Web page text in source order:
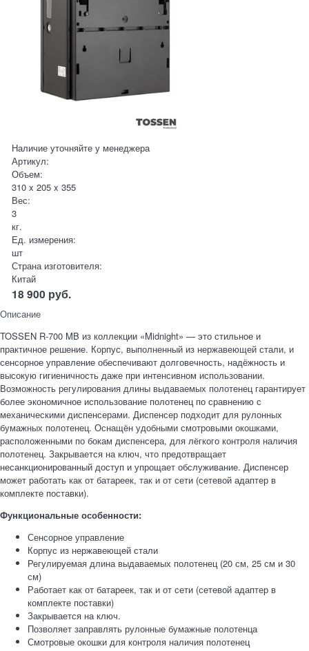
Наличие уточняйте у менеджера
Артикул:
Объем:
310 x 205 x 355
Вес:
3
кг.
Ед. измерения:
шт
Страна изготовителя:
Китай
18 900 руб.
Описание
TOSSEN R‑700 MB из коллекции «Midnight» — это стильное и
практичное решение. Корпус, выполненный из нержавеющей стали, и
сенсорное управление обеспечивают долговечность, надёжность и
высокую гигиеничность даже при интенсивном использовании.
Возможность регулирования длины выдаваемых полотенец гарантирует
более экономичное использование полотенец по сравнению с
механическими диспенсерами. Диспенсер подходит для рулонных
бумажных полотенец. Оснащён удобными смотровыми окошками,
расположенными по бокам диспенсера, для лёгкого контроля наличия
полотенец. Закрывается на ключ, что предотвращает
несанкционированный доступ и упрощает обслуживание. Диспенсер
может работать как от батареек, так и от сети (сетевой адаптер в
комплекте поставки).
Функциональные особенности:
Сенсорное управление
Корпус из нержавеющей стали
Регулируемая длина выдаваемых полотенец (20 см, 25 см и 30
см)
Работает как от батареек, так и от сети (сетевой адаптер в
комплекте поставки)
Закрывается на ключ.
Позволяет заправлять рулонные бумажные полотенца
Смотровые окошки для контроля наличия полотенец